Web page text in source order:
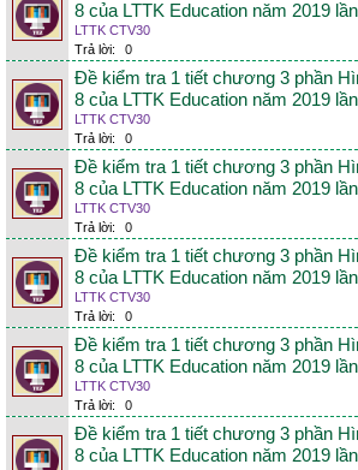
8 của LTTK Education năm 2019
LTTK CTV30
Trả lời:
0
Đề kiểm tra 1 tiết chương 3 phần
8 của LTTK Education năm 2019
LTTK CTV30
Trả lời:
0
Đề kiểm tra 1 tiết chương 3 phần
8 của LTTK Education năm 2019
LTTK CTV30
Trả lời:
0
Đề kiểm tra 1 tiết chương 3 phần
8 của LTTK Education năm 2019
LTTK CTV30
Trả lời:
0
Đề kiểm tra 1 tiết chương 3 phần
8 của LTTK Education năm 2019
LTTK CTV30
Trả lời:
0
Đề kiểm tra 1 tiết chương 3 phần
8 của LTTK Education năm 2019